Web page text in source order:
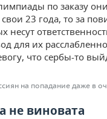
по заказу
23 года, то за
несут
для их
что сербы-то
на попадание даже в
не виновата